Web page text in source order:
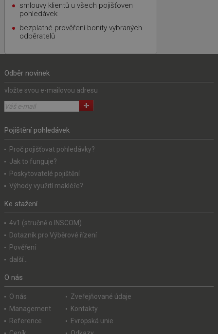
smlouvy klientů u všech pojišťoven
pohledávek
bezplatné prověření bonity vybraných
odběratelů
Odběr novinek
vložte svou e-mailovou adresu
Pojištění pohledávek
Proč pojišťovat pohledávky?
Jak to funguje?
Poskytovatelé pojištění
Výhody využití makléře?
Ke stažení
4v1 (stručně o INSCOM)
Dotazník pro Výběrové řízení
Pověření
další...
O nás
O nás
Management
Reference
Zveřejňované údaje
Kontakty
Evropská unie